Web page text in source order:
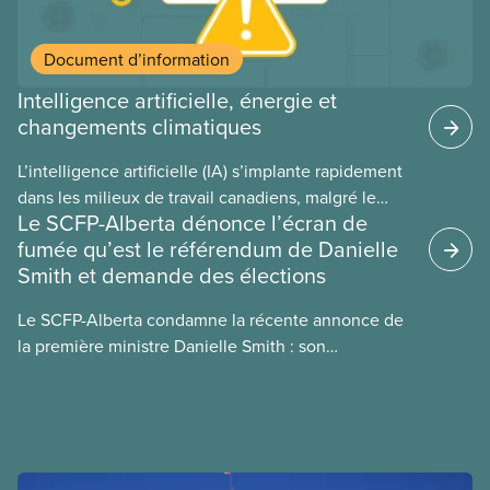
Document d’information
Intelligence artificielle, énergie et
changements climatiques
L’intelligence artificielle (IA) s’implante rapidement
dans les milieux de travail canadiens, malgré le
manque de lois et de règlements pour l’encadrer et
de tests menés en amont. Le présent document
d’information porte sur la consommation
environnementales, le rôle du secteur privé dans
l’intensification de ces conséquences et les
Le SCFP-Alberta dénonce l’écran de
fumée qu’est le référendum de Danielle
Smith et demande des élections
Le SCFP-Alberta condamne la récente annonce de
la première ministre Danielle Smith : son